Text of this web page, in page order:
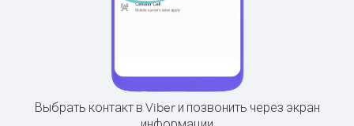
Выбрать контакт в Viber и позвонить через экран